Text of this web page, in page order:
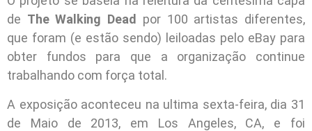
de The Walking Dead
por 100 artistas diferentes,
que foram (e estão sendo) leiloadas pelo eBay para
obter fundos para que a organização continue
trabalhando com força total.
A exposição aconteceu na ultima sexta-feira, dia 31
de Maio de 2013, em Los Angeles, CA, e foi